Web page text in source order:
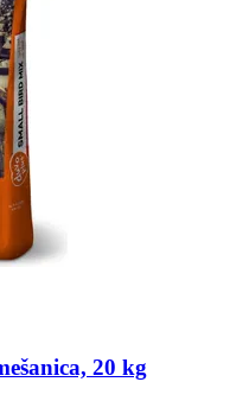
20 kg